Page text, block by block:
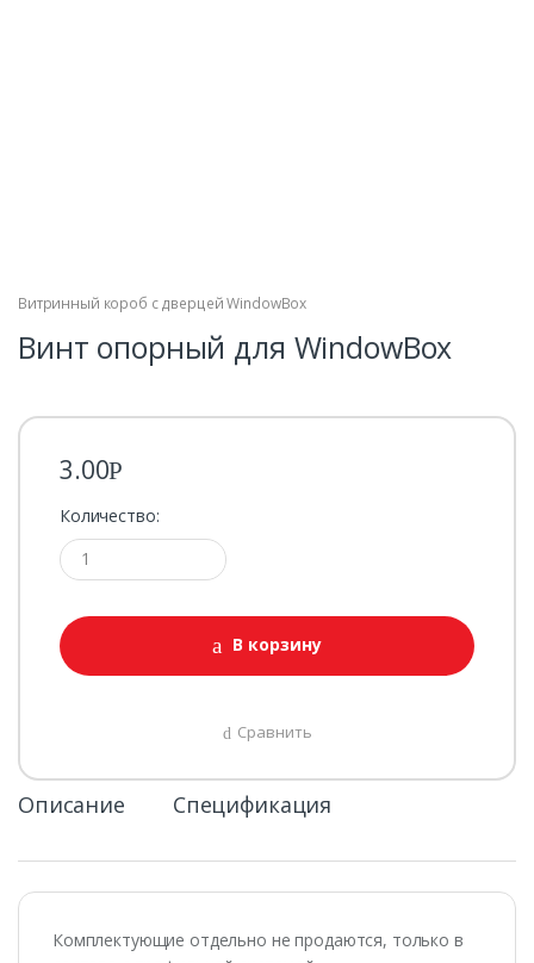
Витринный короб с дверцей WindowBox
Винт опорный для WindowBox
3.00Р
Количество:
В корзину
Сравнить
Описание Спецификация
Комплектующие отдельно не продаются, только в